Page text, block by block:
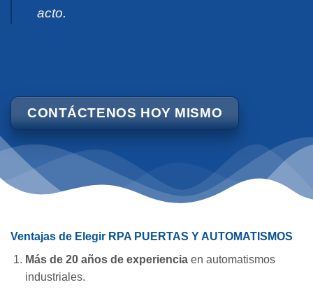
acto.
CONTÁCTENOS HOY MISMO
Ventajas de Elegir RPA PUERTAS Y AUTOMATISMOS
Más de 20 años de experienciaen automatismos
industriales.